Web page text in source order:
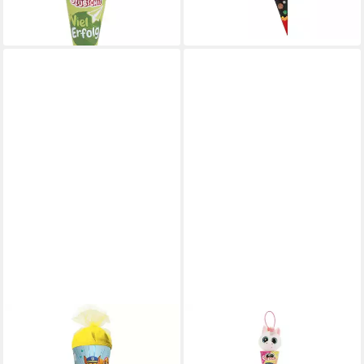
lieferbar - in 3-4 Werktagen bei dir
Schultüte Paw Patrol, 50cm,
rund, mit gelbem
Schultüte Glubschis
Kuscheltier Anhänger 9cm